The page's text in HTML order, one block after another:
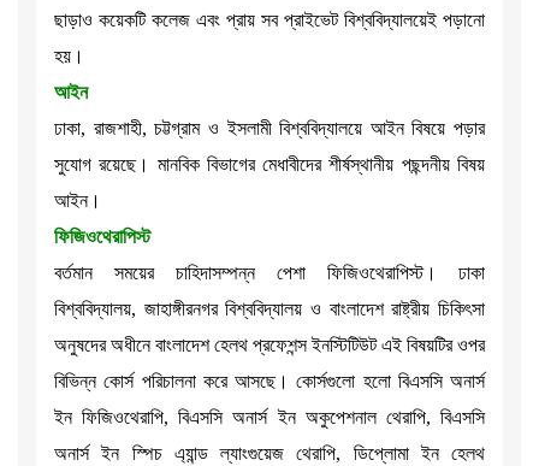
ছাড়াও কয়েকটি কলেজ এবং প্রায় সব প্রাইভেট বিশ্ববিদ্যালয়েই পড়ানো
হয়।
আইন
ঢাকা, রাজশাহী, চট্টগ্রাম ও ইসলামী বিশ্ববিদ্যালয়ে আইন বিষয়ে পড়ার
সুযোগ রয়েছে। মানবিক বিভাগের মেধাবীদের শীর্ষস্থানীয় পছন্দনীয় বিষয়
আইন।
ফিজিওথেরাপিস্ট
বর্তমান সময়ের চাহিদাসম্পন্ন পেশা ফিজিওথেরাপিস্ট। ঢাকা
বিশ্ববিদ্যালয়, জাহাঙ্গীরনগর বিশ্ববিদ্যালয় ও বাংলাদেশ রাষ্ট্রীয় চিকিৎসা
অনুষদের অধীনে বাংলাদেশ হেলথ প্রফেশন্স ইনস্টিটিউট এই বিষয়টির ওপর
বিভিন্ন কোর্স পরিচালনা করে আসছে। কোর্সগুলো হলো বিএসসি অনার্স
ইন ফিজিওথেরাপি, বিএসসি অনার্স ইন অকুপেশনাল থেরাপি, বিএসসি
অনার্স ইন স্পিচ এ্যান্ড ল্যাংগুয়েজ থেরাপি, ডিপ্লোমা ইন হেলথ